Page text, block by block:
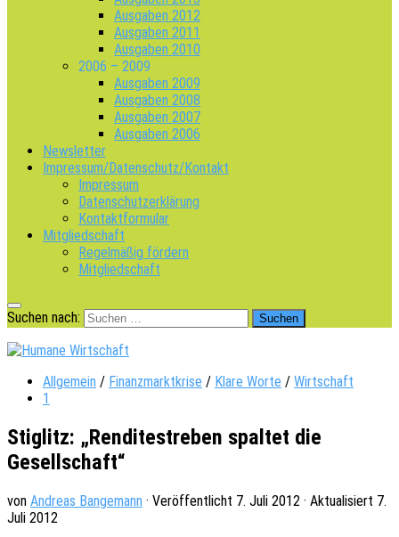
Ausgaben 2012
Ausgaben 2011
Ausgaben 2010
2006 – 2009
Ausgaben 2009
Ausgaben 2008
Ausgaben 2007
Ausgaben 2006
Newsletter
Impressum/Datenschutz/Kontakt
Impressum
Datenschutzerklärung
Kontaktformular
Mitgliedschaft
Regelmäßig fördern
Mitgliedschaft
Suchen nach:
Allgemein / Finanzmarktkrise / Klare Worte / Wirtschaft
1
Stiglitz: „Renditestreben spaltet die
Gesellschaft“
von Andreas Bangemann · Veröffentlicht 7. Juli 2012 · Aktualisiert 7.
Juli 2012